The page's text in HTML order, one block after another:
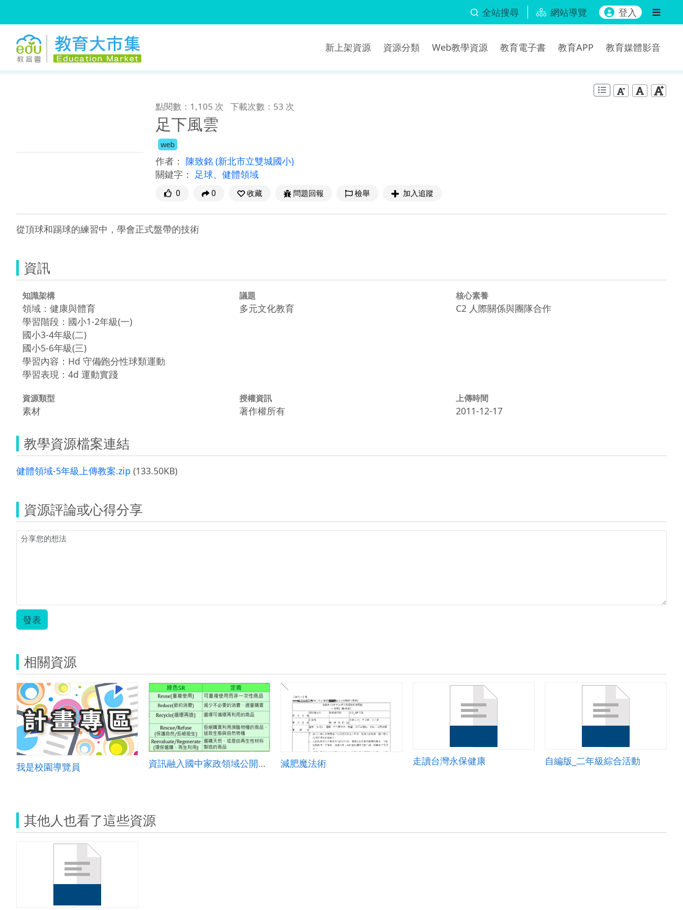
全站搜尋 網站導覽 登入
新上架資源 資源分類 Web教學資源 教育電子書 教育APP 教育媒體影音
點閱數：1,105 次 下載次數：53 次
足下風雲
web
作者： 陳致銘 (新北市立雙城國小)
關鍵字：
足球、 健體領域
0 0 收藏 問題回報 檢舉 加入追蹤
從頂球和踢球的練習中，學會正式盤帶的技術
資訊
知識架構
領域：健康與體育
學習階段：國小1-2年級(一)
國小3-4年級(二)
國小5-6年級(三)
學習內容：Hd 守備∕跑分性球類運動
學習表現：4d 運動實踐
議題
多元文化教育
核心素養
C2 人際關係與團隊合作
資源類型
素材
授權資訊
著作權所有
上傳時間
2011-12-17
教學資源檔案連結
健體領域-5年級上傳教案.zip (133.50KB)
資源評論或心得分享
發表
相關資源
我是校園導覽員 資訊融入國中家政領域公開授課_綠色消費 減肥魔法術 走讀台灣永保健康 自編版_二年級綜合活動
其他人也看了這些資源